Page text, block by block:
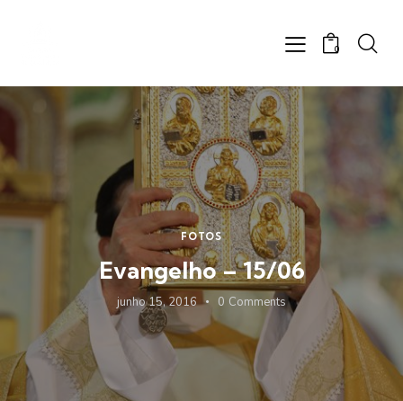
0
FOTOS
Evangelho – 15/06
junho 15, 2016 0 Comments